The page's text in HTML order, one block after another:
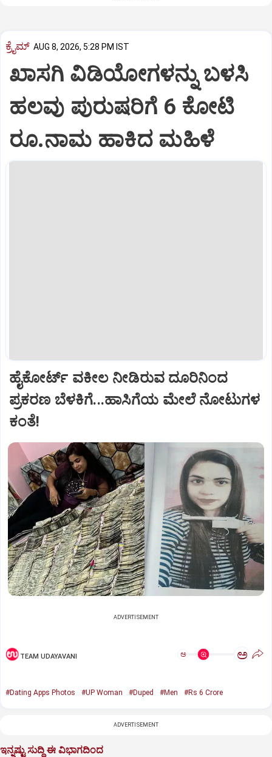
ಕ್ರೈಮ್ AUG 8, 2026, 5:28 PM IST
ಖಾಸಗಿ ವಿಡಿಯೋಗಳನ್ನು ಬಳಸಿ
ಹಲವು ಪುರುಷರಿಗೆ 6 ಕೋಟಿ
ರೂ.ನಾಮ ಹಾಕಿದ ಮಹಿಳೆ
ಹೈಕೋರ್ಟ್‌ ವಕೀಲ ನೀಡಿರುವ ದೂರಿನಿಂದ
ಪ್ರಕರಣ ಬೆಳಕಿಗೆ...ಹಾಸಿಗೆಯ ಮೇಲೆ ನೋಟುಗಳ
ಕಂತೆ!
ADVERTISEMENT
TEAM UDAYAVANI ಅ ಅ
#Dating Apps Photos #UP Woman #Duped #Men #Rs 6 Crore
ADVERTISEMENT
ಇನ್ನಷ್ಟು ಸುದ್ದಿ ಈ ವಿಭಾಗದಿಂದ